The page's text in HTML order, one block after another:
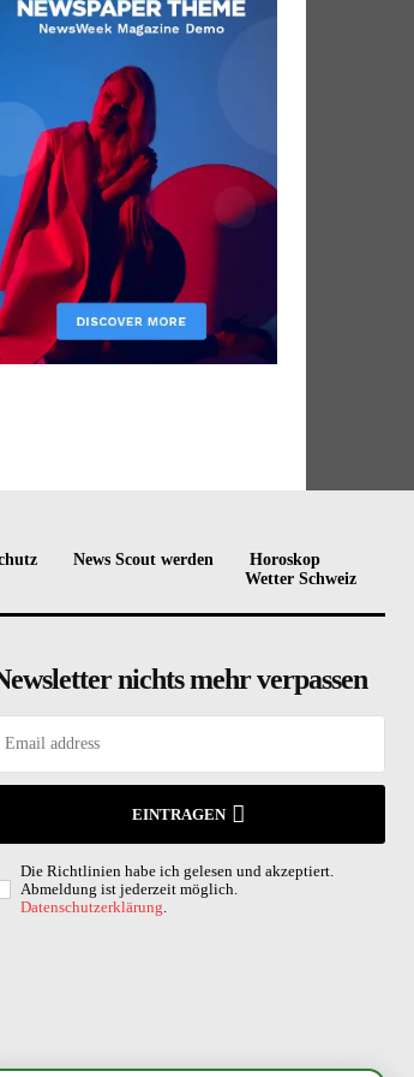
News Scout werden
Horoskop
Wetter Schweiz
nichts mehr verpassen
EINTRAGEN
Die Richtlinien habe ich gelesen und akzeptiert.
Abmeldung ist jederzeit möglich.
Datenschutzerklärung.